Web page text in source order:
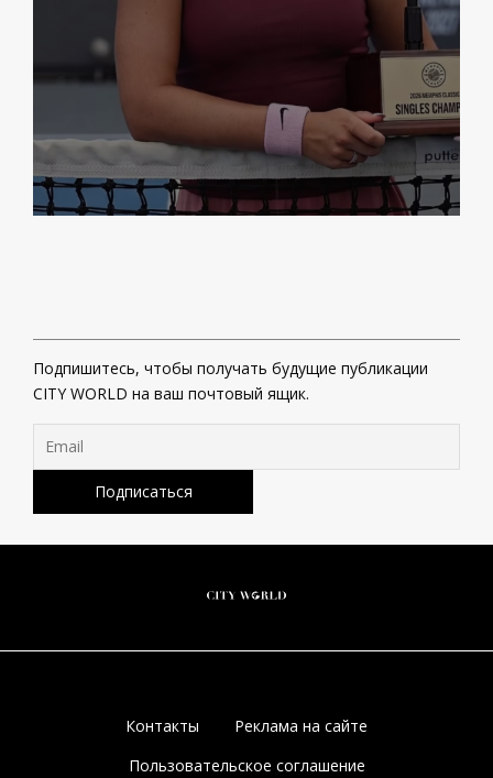
Подпишитесь, чтобы получать будущие публикации
CITY WORLD на ваш почтовый ящик.
Контакты
Реклама на сайте
Пользовательское соглашение